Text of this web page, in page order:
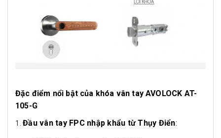
Đặc điểm nổi bật của khóa vân tay AVOLOCK AT-
105-G
Đầu vân tay FPC nhập khẩu từ Thụy Điển: